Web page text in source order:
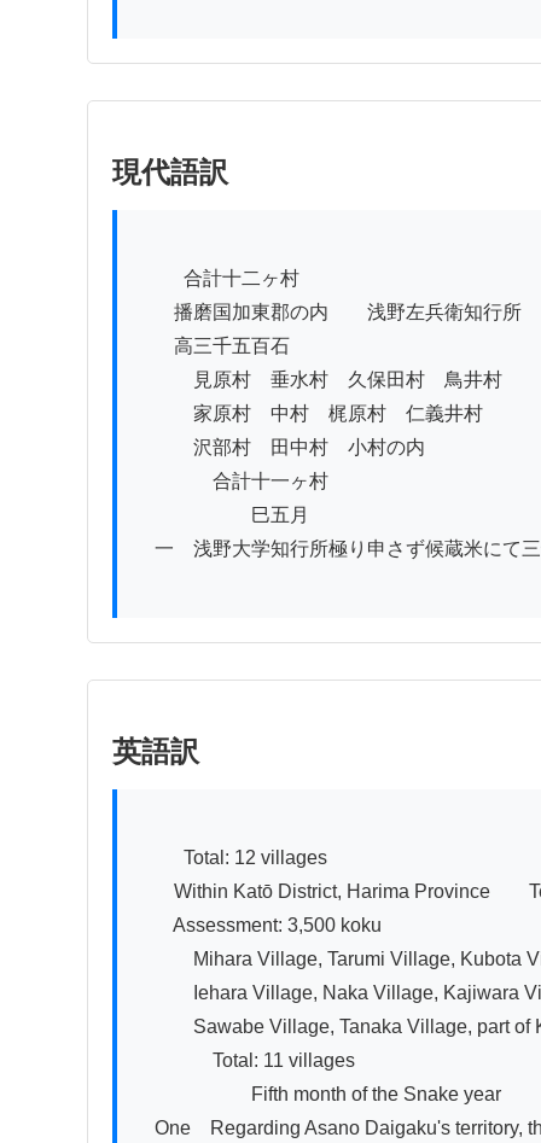
現代語訳
播磨国加東郡の内　　浅野左兵衛知行所
高三千五百石
見原村　垂水村　久保田村　鳥井村
家原村　中村　梶原村　仁義井村
沢部村　田中村　小村の内
合計十一ヶ村
巳五月
一　浅野大学知行所極り申さず候蔵米にて
英語訳
Within Katō District, Harima Province　　
Assessment: 3,500 koku
Mihara Village, Tarumi Village, Kubota
Iehara Village, Naka Village, Kajiwara
Sawabe Village, Tanaka Village, part of
Total: 11 villages
Fifth month of the Snake year
One　Regarding Asano Daigaku's territory,